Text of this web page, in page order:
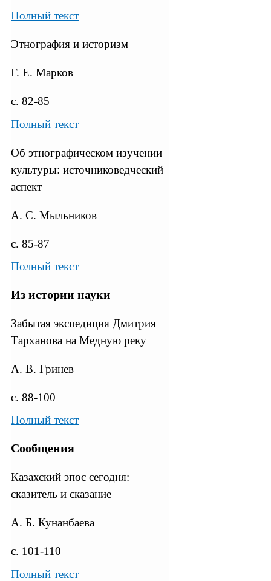
Полный текст
Этнография и историзм
Г. Е. Марков
с. 82-85
Полный текст
Об этнографическом изучении
культуры: источниковедческий
аспект
А. С. Мыльников
с. 85-87
Полный текст
Из истории науки
Забытая экспедиция Дмитрия
Тарханова на Медную реку
А. В. Гринев
с. 88-100
Полный текст
Сообщения
Казахский эпос сегодня:
сказитель и сказание
А. Б. Кунанбаева
с. 101-110
Полный текст